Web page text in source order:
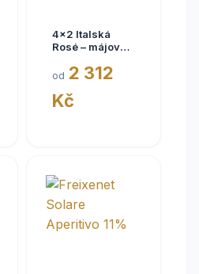
4x2 Italská
Rosé – májové
od 2 312
Kč